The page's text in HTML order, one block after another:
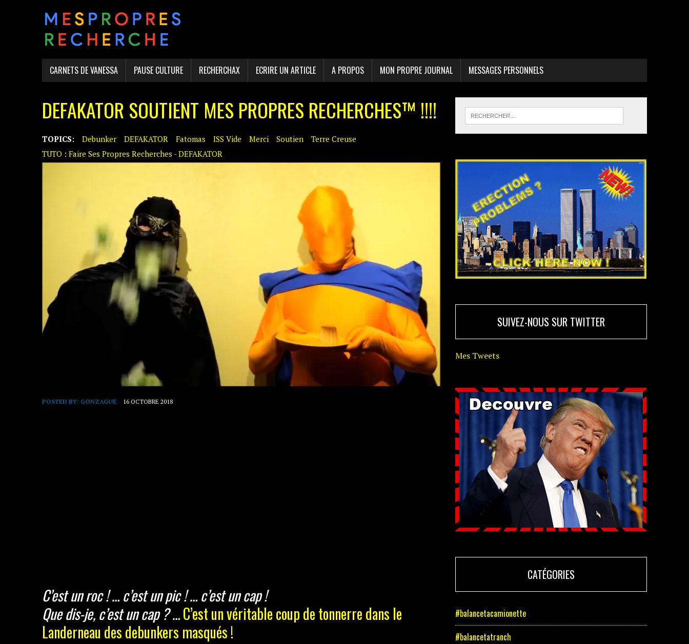
CARNETS DE VANESSA PAUSE CULTURE RECHERCHAX ECRIRE UN ARTICLE A PROPOS MON PROPRE JOURNAL MESSAGES PERSONNELS
DEFAKATOR SOUTIENT MES PROPRES RECHERCHES™ !!!!
TOPICS: Debunker DEFAKATOR Fatomas ISS Vide Merci Soutien
Terre Creuse
TUTO : Faire Ses Propres Recherches - DEFAKATOR
POSTED BY: GONZAGUE 16 OCTOBRE 2018
C’est un roc ! … c’est un pic ! … c’est un cap !
Que dis-je, c’est un cap ? …C’est un véritable coup de tonnerre dans le
Landerneau des debunkers masqués !
SUIVEZ-NOUS SUR TWITTER
Mes Tweets
CATÉGORIES
#balancetacamionette
#balancetatranch